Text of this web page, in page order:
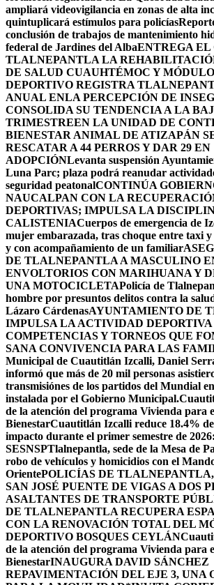
ampliará videovigilancia en zonas de alta
quintuplicará estímulos para policías
conclusión de trabajos de mantenimiento
federal de Jardines del AlbaENTREGA EL
TLALNEPANTLA LA
DE SALUD CUAUHTÉMOC Y MÓDULO
DEPORTIVO REGISTRA
ANUAL ENLA PERCEPCIÓN DE
CONSOLIDA SU TENDENCIA A LA
TRIMESTREEN LA UNIDAD DE
BIENESTAR ANIMAL DE ATIZAPÁN
RESCATAR A 44 PERROS Y DAR 29 EN
ADOPCIÓNLevanta suspensión
Luna Parc; plaza podrá reanudar
seguridad peatonalCONTINÚA
NAUCALPAN CON LA
DEPORTIVAS; IMPULSA LA
CALISTENIACuerpos de emergencia de
mujer embarazada, tras choque entre taxi
y con acompañamiento de un familiar
DE TLALNEPANTLA A MASCULINO
ENVOLTORIOS CON MARIHUANA Y
UNA MOTOCICLETAPolicía de
hombre por presuntos delitos contra la
Lázaro CárdenasAYUNTAMIENTO DE
IMPULSA LA ACTIVIDAD DEPORTIVA
COMPETENCIAS Y TORNEOS QUE
SANA CONVIVENCIA PARA LAS
Municipal de Cuautitlán Izcalli, Daniel
informó que más de 20 mil personas
transmisiónes de los partidos del Mundial
instalada por el Gobierno Municipal.
de la atención del programa Vivienda para
BienestarCuautitlán Izcalli reduce 18.4%
impacto durante el primer semestre de 2026:
SESNSPTlalnepantla, sede de la Mesa de
robo de vehículos y homicidios con el
OrientePOLICÍAS DE
SAN JOSÉ PUENTE DE VIGAS A DOS
ASALTANTES DE TRANSPORTE
DE TLALNEPANTLA RECUPERA
CON LA RENOVACIÓN TOTAL DEL
DEPORTIVO BOSQUES CEYLÁN
de la atención del programa Vivienda para
BienestarINAUGURA DAVID SÁNCHEZ
REPAVIMENTACIÓN DEL EJE 3, UNA